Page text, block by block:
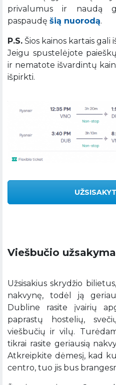
privalumus ir naudą
paspaudę šią nuorodą.
P.S. Šios kainos kartais gali
Jeigu spustelėjote
ir nematote išvardintų
išpirkti.
Viešbučio
Užsisakius skrydžio
nakvynę, todėl ją
Dubline rasite įvairių
paprastų hostelių,
viešbučių ir vilų.
tikrai rasite geriausią
Atkreipkite dėmesį, kad
centro, tuo jis bus